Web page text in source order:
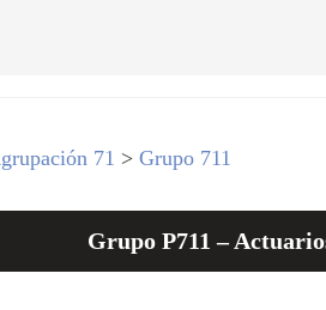
71 >Grupo 711
Grupo P711 –